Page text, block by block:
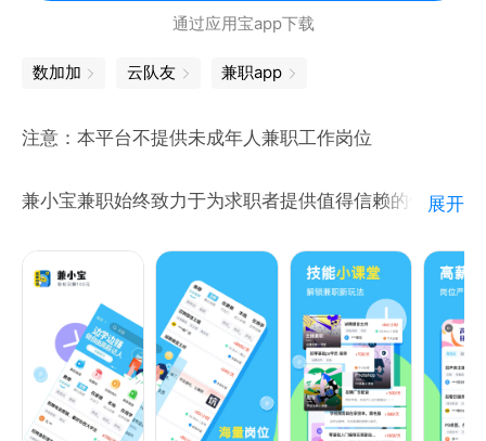
通过应用宝app下载
数加加 云队友 兼职app
注意：本平台不提供未成年人兼职工作岗位
兼小宝兼职始终致力于为求职者提供值得信赖的优质兼
高薪兼职。覆盖全国范围的海量工作，职位类型多种多
样，信息实时更新。不愁没工作！
真实靠谱。职位信息层层审核，去伪存真。
在线沟通。喜欢的职位直接在线聊、在线约面试。简单
直接更高效！
展开